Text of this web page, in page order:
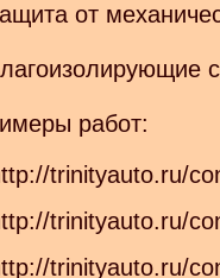
от
работ: